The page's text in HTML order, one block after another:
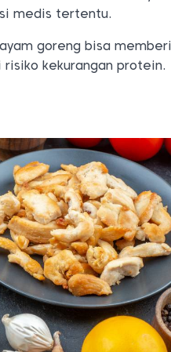
medis tertentu.
goreng bisa
kekurangan protein.